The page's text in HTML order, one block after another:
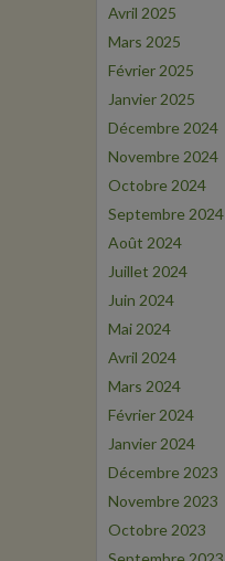
Avril 2025
Mars 2025
Février 2025
Janvier 2025
Décembre 2024
Novembre 2024
Octobre 2024
Septembre 2024
Août 2024
Juillet 2024
Juin 2024
Mai 2024
Avril 2024
Mars 2024
Février 2024
Janvier 2024
Décembre 2023
Novembre 2023
Octobre 2023